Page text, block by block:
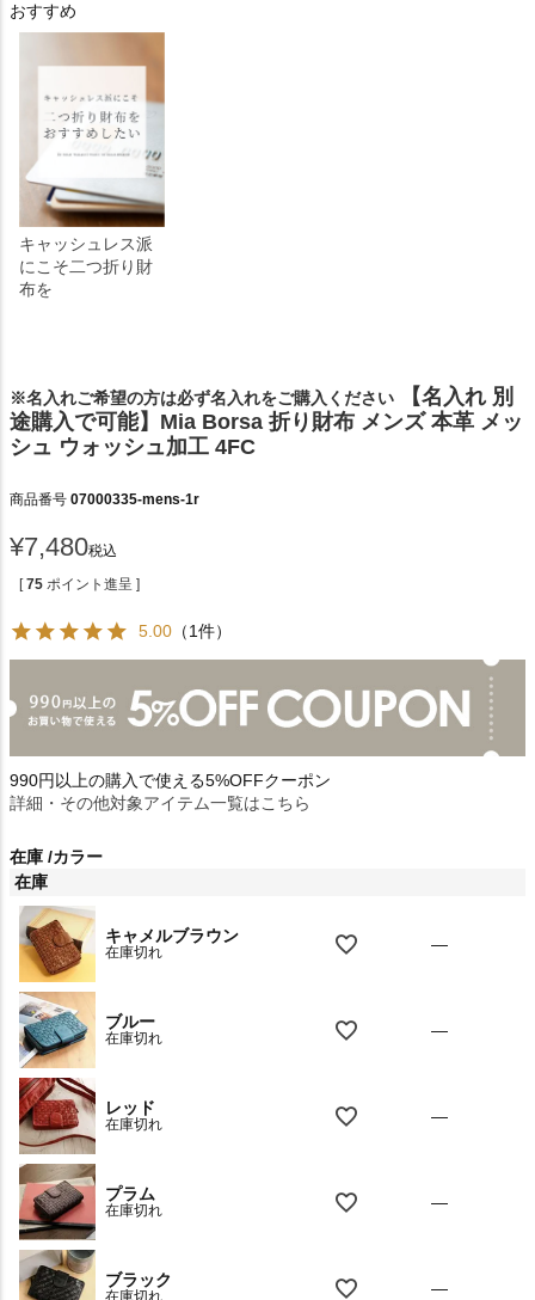
おすすめ
キャッシュレス派
にこそ二つ折り財
布を
※名入れご希望の方は必ず名入れをご購入ください
【名入れ 別
途購入で可能】Mia Borsa 折り財布 メンズ 本革 メッ
シュ ウォッシュ加工 4FC
商品番号 07000335-mens-1r
¥7,480税込
[ 75 ポイント進呈 ]
5.00 （1件）
990円以上の購入で使える5%OFFクーポン
詳細・その他対象アイテム一覧はこちら
在庫 カラー
在庫
キャメルブラウン
在庫切れ —
ブルー
在庫切れ —
レッド
在庫切れ —
プラム
在庫切れ —
ブラック —